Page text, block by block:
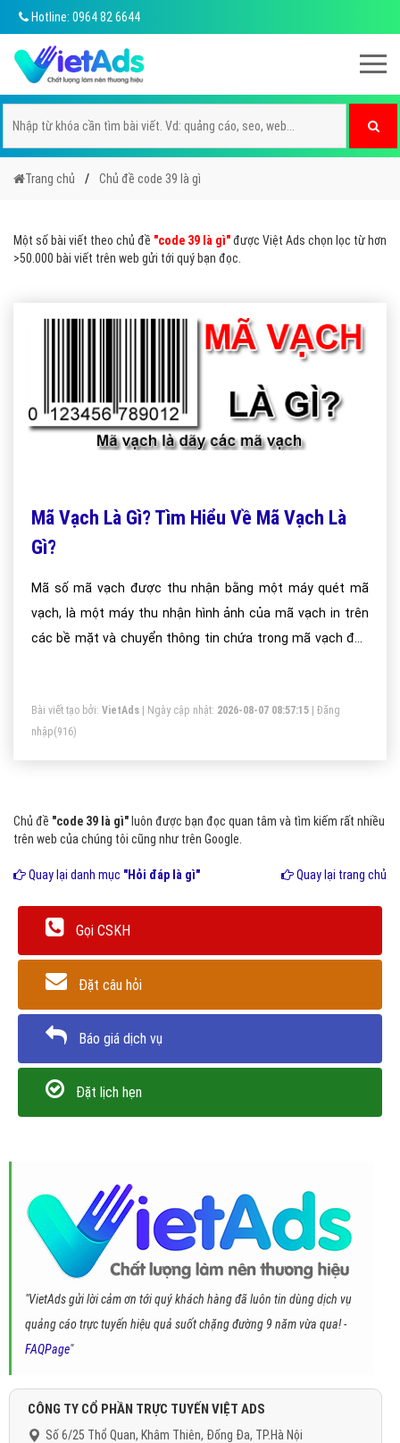
Hotline: 0964 82 6644
Trang chủ Chủ đề code 39 là gì
Một số bài viết theo chủ đề "code 39 là gì"được Việt Ads chọn lọc từ hơn
>50.000 bài viết trên web gửi tới quý bạn đọc.
Mã Vạch Là Gì? Tìm Hiểu Về Mã Vạch Là
Gì?
Mã số mã vạch được thu nhận bằng một máy quét mã
vạch, là một máy thu nhận hình ảnh của mã vạch in trên
các bề mặt và chuyển thông tin chứa trong mã vạch đến
mã vạch, rồi thu ánh sáng phản xạ về một cảm quang
chuyển hóa tín hiệu ánh sáng thành tín hiệu điện. Ngoài ra,
nhiều máy quét mã vạch còn có thêm mạch điện tử xử lý
phù h
Bài viết tạo bởi: VietAds | Ngày cập nhật: 2026-08-07 08:57:15
Đăng
nhập(916)
Chủ đề "code 39 là gì" luôn được bạn đọc quan tâm và tìm kiếm rất nhiều
trên web của chúng tôi cũng như trên Google.
Quay lại danh mục "Hỏi đáp là gì" Quay lại trang chủ
Gọi CSKH
Đặt câu hỏi
Báo giá dịch vụ
Đặt lịch hẹn
"VietAds gửi lời cảm ơn tới quý khách hàng đã luôn tin dùng dịch vụ
quảng cáo trực tuyến hiệu quả suốt chặng đường 9 năm vừa qua! -
FAQPage"
CÔNG TY CỔ PHẦN TRỰC TUYẾN VIỆT ADS
Số 6/25 Thổ Quan, Khâm Thiên, Đống Đa, TP.Hà Nội